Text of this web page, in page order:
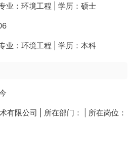
业：环境工程 | 学历：硕士
业：环境工程 | 学历：本科
有限公司 | 所在部门： | 所在岗位：